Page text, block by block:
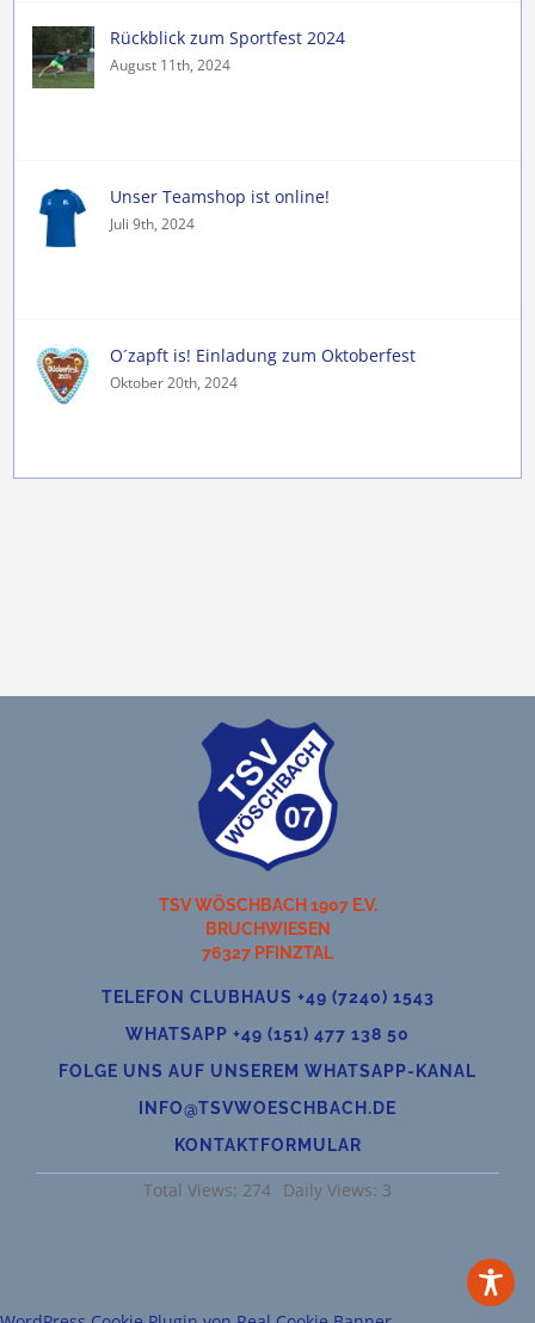
Rückblick zum Sportfest 2024
August 11th, 2024
Unser Teamshop ist online!
Juli 9th, 2024
O´zapft is! Einladung zum Oktoberfest
Oktober 20th, 2024
TSV WÖSCHBACH 1907 E.V.
BRUCHWIESEN
76327 PFINZTAL
TELEFON CLUBHAUS +49 (7240) 1543
WHATSAPP +49 (151) 477 138 50
FOLGE UNS AUF UNSEREM WHATSAPP-KANAL
INFO@TSVWOESCHBACH.DE
KONTAKTFORMULAR
Total Views: 274 Daily Views: 3